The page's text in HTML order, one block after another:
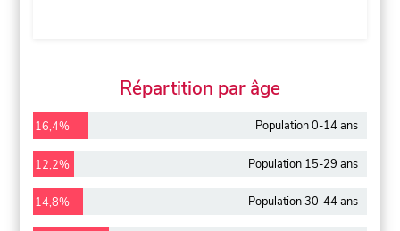
Répartition par âge
16,4% Population 0-14 ans
12,2% Population 15-29 ans
14,8% Population 30-44 ans